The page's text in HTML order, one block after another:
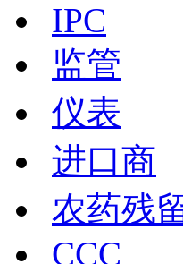
IPC
监管
仪表
进口商
农药残
CCC